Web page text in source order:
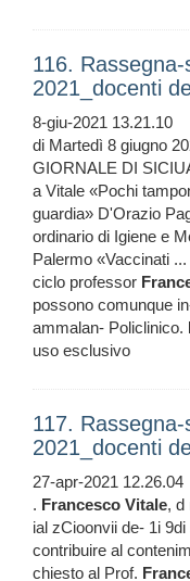
116.
2021_docenti
8-giu-2021 13.21.10
di Martedì 8 giugno
GIORNALE DI
a Vitale «Pochi
guardia» D'Orazio
ordinario di Igiene e
Palermo «Vaccinati
ciclo professor
possono comunque
ammalan- Policlinico.
uso esclusivo
117.
2021_docenti
27-apr-2021 12.26.04
. Francesco Vitale, d
ial zCioonvii de- 1i
contribuire al
chiesto al Prof.